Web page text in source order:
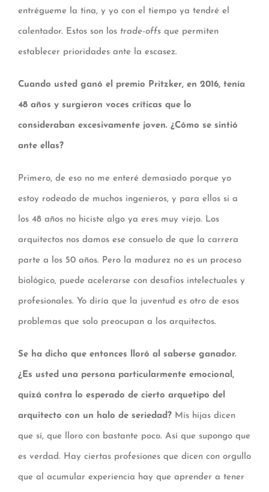
entrégueme la tina, y yo con el tiempo ya tendré el
calentador. Estos son los trade-offs que permiten
establecer prioridades ante la escasez.
Cuando usted ganó el premio Pritzker, en 2016, tenía
48 años y surgieron voces críticas que lo
consideraban excesivamente joven. ¿Cómo se sintió
ante ellas?
Primero, de eso no me enteré demasiado porque yo
estoy rodeado de muchos ingenieros, y para ellos si a
los 48 años no hiciste algo ya eres muy viejo. Los
arquitectos nos damos ese consuelo de que la carrera
parte a los 50 años. Pero la madurez no es un proceso
biológico, puede acelerarse con desafíos intelectuales y
profesionales. Yo diría que la juventud es otro de esos
problemas que solo preocupan a los arquitectos.
Se ha dicho que entonces lloró al saberse ganador.
¿Es usted una persona particularmente emocional,
quizá contra lo esperado de cierto arquetipo del
arquitecto con un halo de seriedad? Mis hijas dicen
que sí, que lloro con bastante poco. Así que supongo que
es verdad. Hay ciertas profesiones que dicen con orgullo
que al acumular experiencia hay que aprender a tener